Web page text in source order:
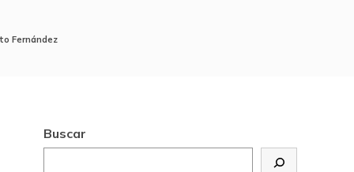
Fernández
Buscar